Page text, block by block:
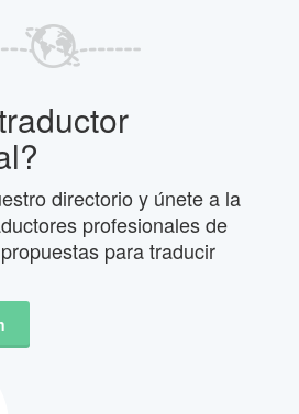
directorio y únete a la
profesionales de
para traducir